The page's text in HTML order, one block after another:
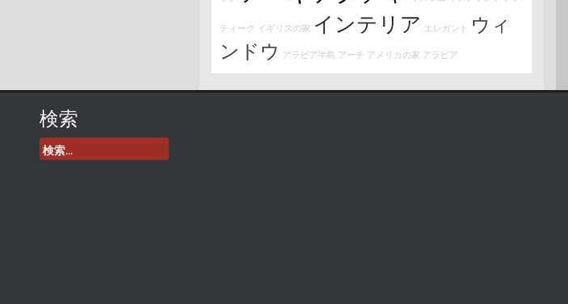
ティーク イギリスの家 インテリア エレガント
ウィ
ンドウ
アラビア半島 アーチ アメリカの家 アラビア
検索
検
索: